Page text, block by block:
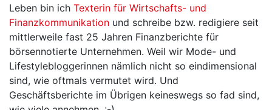
Leben bin ich Texterin für Wirtschafts- und
Finanzkommunikation und schreibe bzw. redigiere seit
mittlerweile fast 25 Jahren Finanzberichte für
börsennotierte Unternehmen. Weil wir Mode- und
Lifestylebloggerinnen nämlich nicht so eindimensional
sind, wie oftmals vermutet wird. Und
Geschäftsberichte im Übrigen keineswegs so fad sind,